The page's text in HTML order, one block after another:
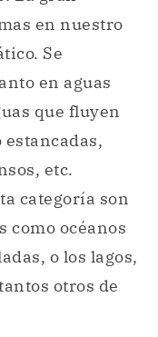
en nuestro
Se
en aguas
que fluyen
etc.
categoría son
como océanos
o los lagos,
otros de